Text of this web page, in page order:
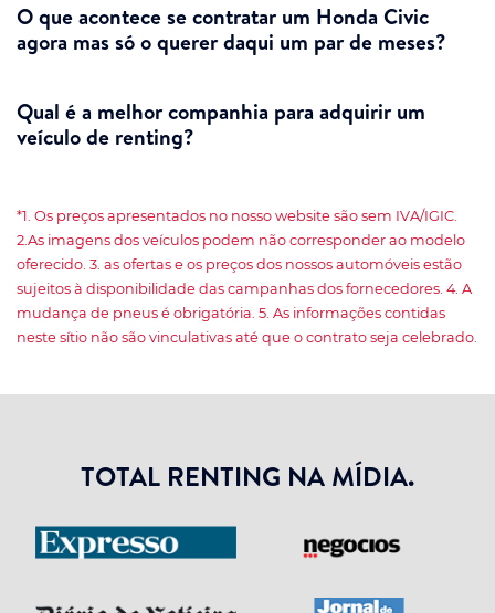
O que acontece se contratar um Honda Civic
agora mas só o querer daqui um par de meses?
Qual é a melhor companhia para adquirir um
veículo de renting?
*1. Os preços apresentados no nosso website são sem IVA/IGIC.
2.As imagens dos veículos podem não corresponder ao modelo
oferecido. 3. as ofertas e os preços dos nossos automóveis estão
sujeitos à disponibilidade das campanhas dos fornecedores. 4. A
mudança de pneus é obrigatória. 5. As informações contidas
neste sítio não são vinculativas até que o contrato seja celebrado.
TOTAL RENTING NA MÍDIA.